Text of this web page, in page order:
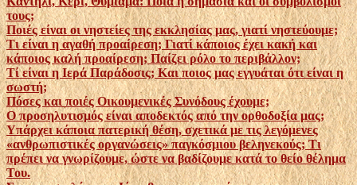
τους;
Ποιές είναι οι νηστείες της εκκλησίας μας, γιατί νηστεύουμε;
Τι είναι η αγαθή προαίρεση; Γιατί κάποιος έχει κακή και
κάποιος καλή προαίρεση; Παίζει ρόλο το περιβάλλον;
Tί είναι η Ιερά Παράδοσις; Και ποιος μας εγγυάται ότι είναι η
σωστή;
Πόσες και ποιές Οικουμενικές Συνόδους έχουμε;
Ο προσηλυτισμός είναι αποδεκτός από την ορθοδοξία μας;
Υπάρχει κάποια πατερική θέση, σχετικά με τις λεγόμενες
«ανθρωπιστικές οργανώσεις» παγκόσμιου βεληνεκούς; Τι
πρέπει να γνωρίζουμε, ώστε να βαδίζουμε κατά το θείο θέλημα
Του.